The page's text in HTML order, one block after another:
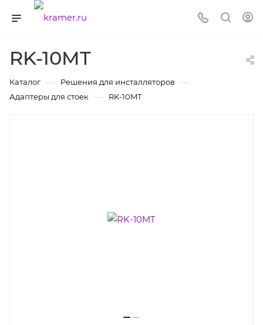
RK-10MT
Каталог — Решения для инсталляторов —
Адаптеры для стоек — RK-10MT